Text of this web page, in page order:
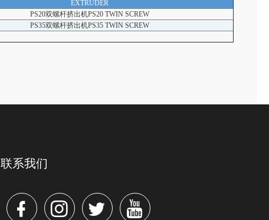
EXTRUDER
PS20双螺杆挤出机PS20 TWIN SCREW
PS35双螺杆挤出机PS35 TWIN SCREW
联系我们